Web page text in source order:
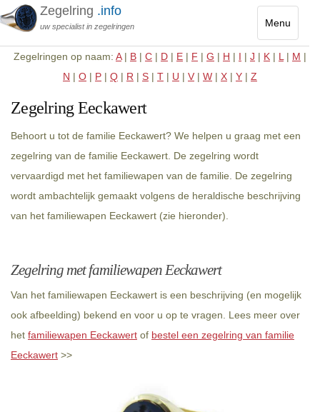
Menu
Toggle
Zegelring .info
uw specialist in zegelringen
Zegelringen op naam: A| B | C | D | E | F | G | H | I | J | K | L | M |
N | O | P | Q | R | S | T | U | V | W | X | Y | Z
Zegelring Eeckawert
Behoort u tot de familie Eeckawert? We helpen u graag met een
zegelring van de familie Eeckawert. De zegelring wordt
vervaardigd met het familiewapen van de familie. De zegelring
wordt ambachtelijk gemaakt volgens de heraldische beschrijving
van het familiewapen Eeckawert (zie hieronder).
Zegelring met familiewapen Eeckawert
Van het familiewapen Eeckawert is een beschrijving (en mogelijk
ook afbeelding) bekend en voor u op te vragen. Lees meer over
het familiewapen Eeckawert of bestel een zegelring van familie
Eeckawert >>